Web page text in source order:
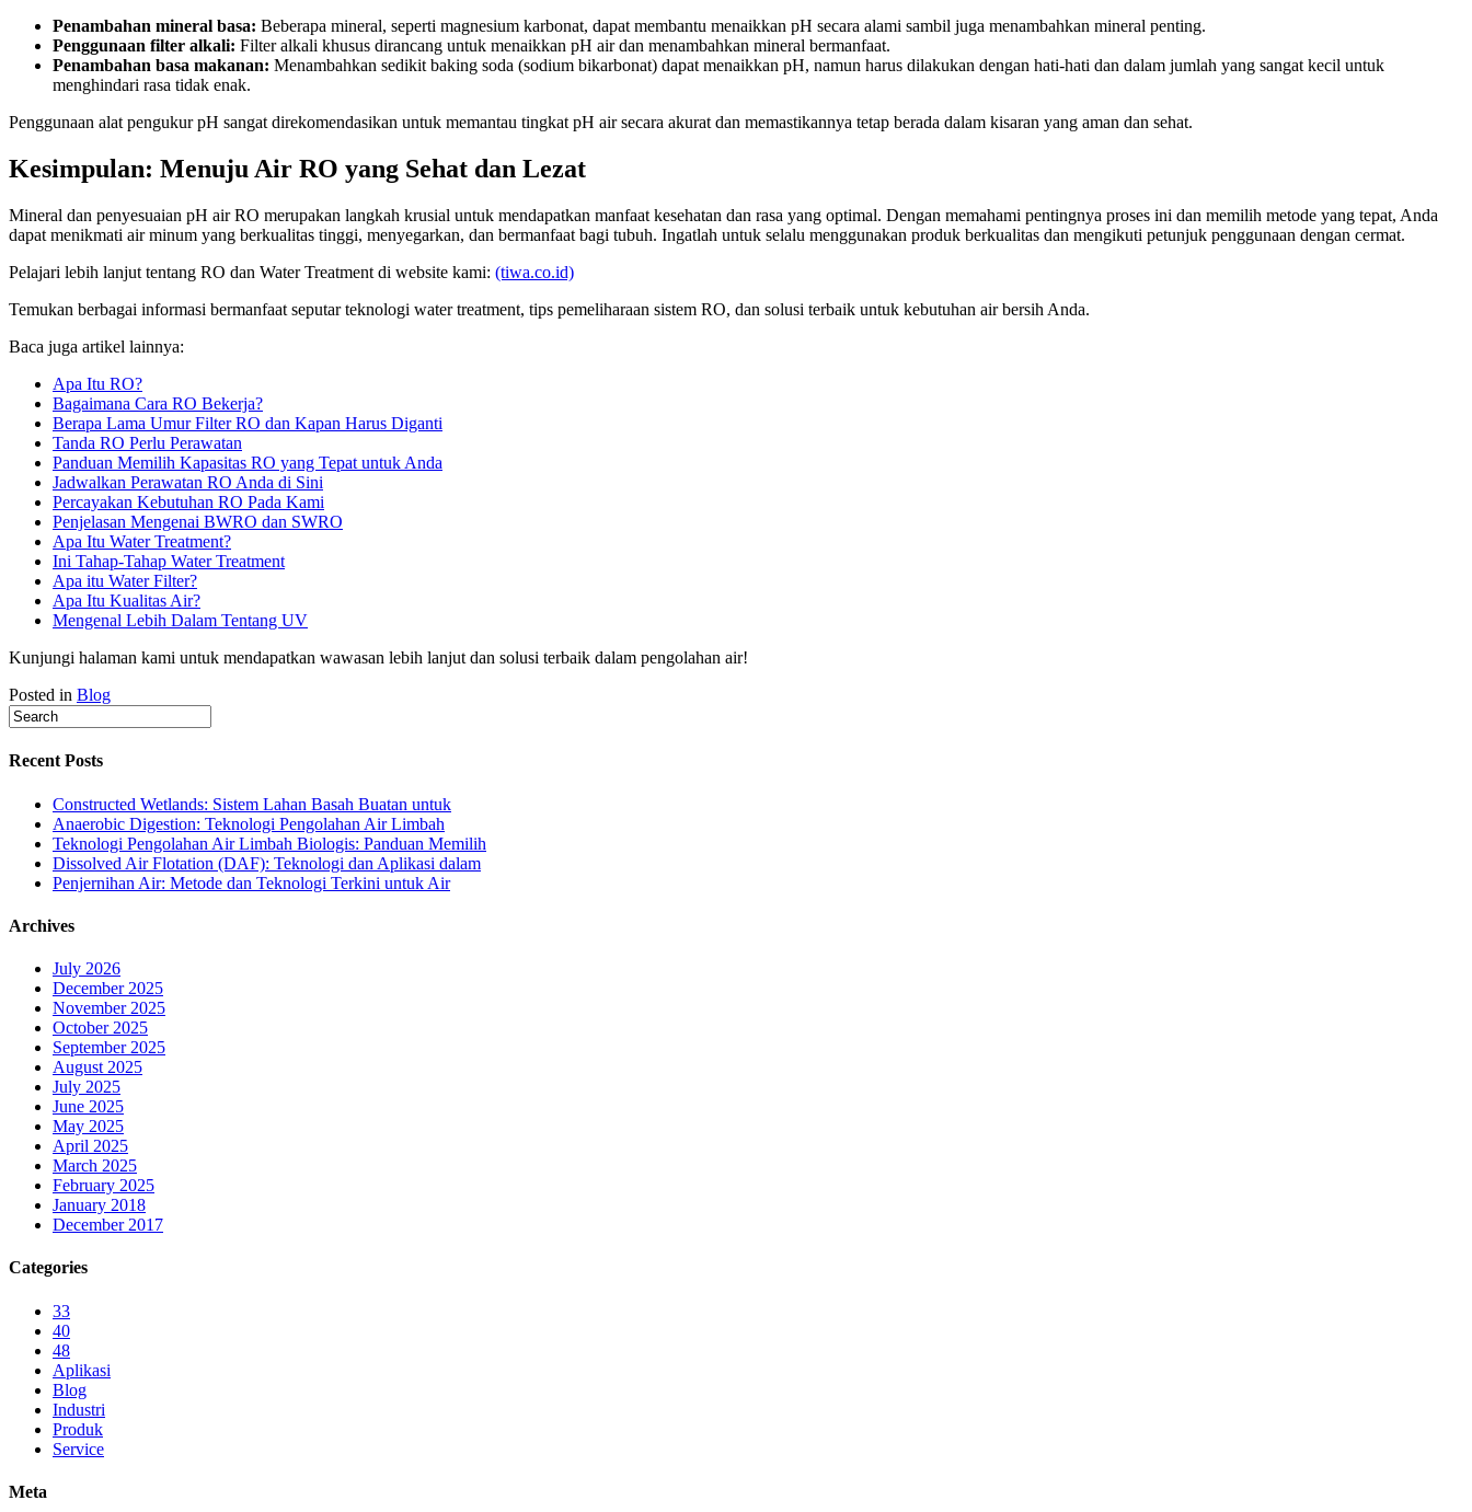
Penambahan mineral basa: Beberapa mineral, seperti magnesium karbonat, dapat membantu menaikkan pH secara alami sambil juga menambahkan mineral penting.
Penggunaan filter alkali: Filter alkali khusus dirancang untuk menaikkan pH air dan menambahkan mineral bermanfaat.
Penambahan basa makanan: Menambahkan sedikit baking soda (sodium bikarbonat) dapat menaikkan pH, namun harus dilakukan dengan hati-hati dan dalam jumlah yang sangat kecil untuk
menghindari rasa tidak enak.
Penggunaan alat pengukur pH sangat direkomendasikan untuk memantau tingkat pH air secara akurat dan memastikannya tetap berada dalam kisaran yang aman dan sehat.
Kesimpulan: Menuju Air RO yang Sehat dan Lezat
Mineral dan penyesuaian pH air RO merupakan langkah krusial untuk mendapatkan manfaat kesehatan dan rasa yang optimal. Dengan memahami pentingnya proses ini dan memilih metode yang tepat, Anda
dapat menikmati air minum yang berkualitas tinggi, menyegarkan, dan bermanfaat bagi tubuh. Ingatlah untuk selalu menggunakan produk berkualitas dan mengikuti petunjuk penggunaan dengan cermat.
Pelajari lebih lanjut tentang RO dan Water Treatment di website kami: (tiwa.co.id)
Temukan berbagai informasi bermanfaat seputar teknologi water treatment, tips pemeliharaan sistem RO, dan solusi terbaik untuk kebutuhan air bersih Anda.
Baca juga artikel lainnya:
Apa Itu RO?
Bagaimana Cara RO Bekerja?
Berapa Lama Umur Filter RO dan Kapan Harus Diganti
Tanda RO Perlu Perawatan
Panduan Memilih Kapasitas RO yang Tepat untuk Anda
Jadwalkan Perawatan RO Anda di Sini
Percayakan Kebutuhan RO Pada Kami
Penjelasan Mengenai BWRO dan SWRO
Apa Itu Water Treatment?
Ini Tahap-Tahap Water Treatment
Apa itu Water Filter?
Apa Itu Kualitas Air?
Mengenal Lebih Dalam Tentang UV
Kunjungi halaman kami untuk mendapatkan wawasan lebih lanjut dan solusi terbaik dalam pengolahan air!
Posted in Blog
Recent Posts
Constructed Wetlands: Sistem Lahan Basah Buatan untuk
Anaerobic Digestion: Teknologi Pengolahan Air Limbah
Teknologi Pengolahan Air Limbah Biologis: Panduan Memilih
Dissolved Air Flotation (DAF): Teknologi dan Aplikasi dalam
Penjernihan Air: Metode dan Teknologi Terkini untuk Air
Archives
July 2026
December 2025
November 2025
October 2025
September 2025
August 2025
July 2025
June 2025
May 2025
April 2025
March 2025
February 2025
January 2018
December 2017
Categories
33
40
48
Aplikasi
Blog
Industri
Produk
Service
Meta